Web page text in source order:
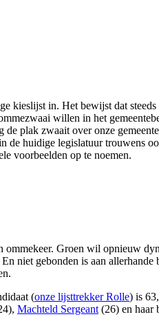
kieslijst in. Het bewijst dat
willen in het
plak zwaait over onze
huidige legislatuur trouwens
voorbeelden op te noemen.
Groen wil opnieuw
niet gebonden is aan
(onze lijsttrekker Rolle) is
Machteld Sergeant(26) en haar